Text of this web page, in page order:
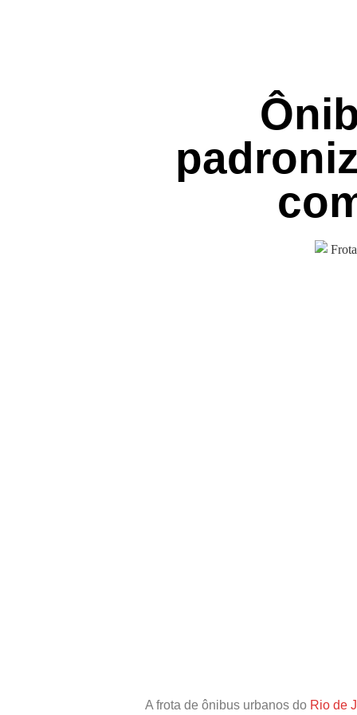
A frota de ônibus urbanos do Rio de